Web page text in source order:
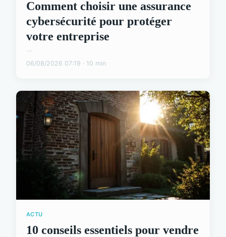
Comment choisir une assurance
cybersécurité pour protéger
votre entreprise
...
06/08/2026 07:19 · 10 min
ACTU
10 conseils essentiels pour vendre